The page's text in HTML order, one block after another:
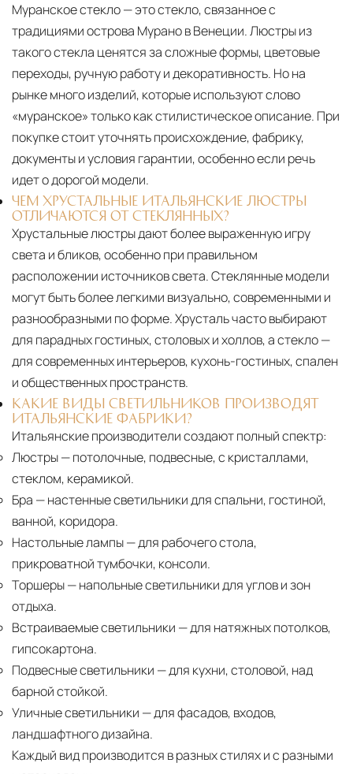
Муранское стекло — это стекло, связанное с
традициями острова Мурано в Венеции. Люстры из
такого стекла ценятся за сложные формы, цветовые
переходы, ручную работу и декоративность. Но на
рынке много изделий, которые используют слово
«муранское» только как стилистическое описание. При
покупке стоит уточнять происхождение, фабрику,
документы и условия гарантии, особенно если речь
идет о дорогой модели.
ЧЕМ ХРУСТАЛЬНЫЕ ИТАЛЬЯНСКИЕ ЛЮСТРЫ
ОТЛИЧАЮТСЯ ОТ СТЕКЛЯННЫХ?
Хрустальные люстры дают более выраженную игру
света и бликов, особенно при правильном
расположении источников света. Стеклянные модели
могут быть более легкими визуально, современными и
разнообразными по форме. Хрусталь часто выбирают
для парадных гостиных, столовых и холлов, а стекло —
для современных интерьеров, кухонь-гостиных, спален
и общественных пространств.
КАКИЕ ВИДЫ СВЕТИЛЬНИКОВ ПРОИЗВОДЯТ
ИТАЛЬЯНСКИЕ ФАБРИКИ?
Итальянские производители создают полный спектр:
Люстры— потолочные, подвесные, с кристаллами,
стеклом, керамикой.
Бра — настенные светильники для спальни, гостиной,
ванной, коридора.
Настольные лампы— для рабочего стола,
прикроватной тумбочки, консоли.
Торшеры— напольные светильники для углов и зон
отдыха.
Встраиваемые светильники — для натяжных потолков,
гипсокартона.
Подвесные светильники — для кухни, столовой, над
барной стойкой.
Уличные светильники — для фасадов, входов,
ландшафтного дизайна.
Каждый вид производится в разных стилях и с разными